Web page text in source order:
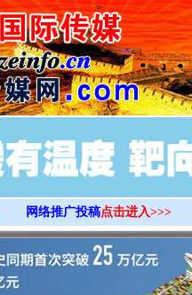
>
网络推广投稿点击进入>>>